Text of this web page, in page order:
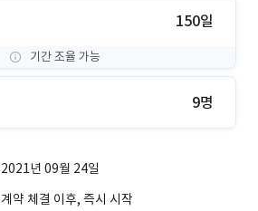
150일
기간 조율 가능
9명
2021년 09월 24일
계약 체결 이후, 즉시 시작